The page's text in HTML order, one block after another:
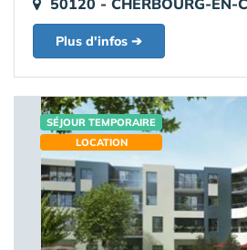
50120 - CHERBOURG-EN-
Plus d'infos ➔
SÉJOUR TEMPORAIRE
LOCATION